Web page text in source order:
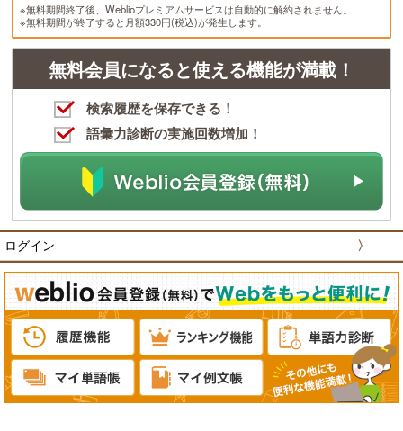
※無料期間終了後、Weblioプレミアムサービスは自動的に解約されません。
※無料期間が終了すると月額330円(税込)が発生します。
無料会員になると使える機能が満載！
検索履歴を保存できる！
語彙力診断の実施回数増加！
ログイン 〉